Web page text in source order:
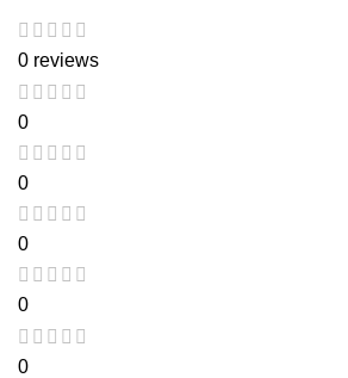
0 reviews
0
0
0
0
0